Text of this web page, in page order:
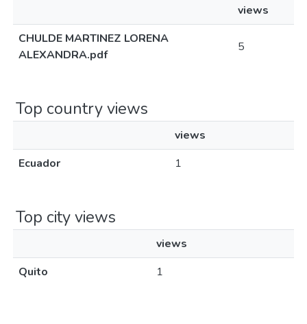
views
CHULDE MARTINEZ LORENA
ALEXANDRA.pdf
5
Top country views
views
Ecuador
1
Top city views
views
Quito
1